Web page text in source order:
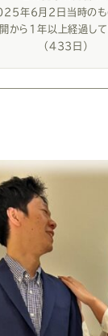
SADA
の
式
の
式
日
年6月2日当時のも
から1年以上経過して
（433日）